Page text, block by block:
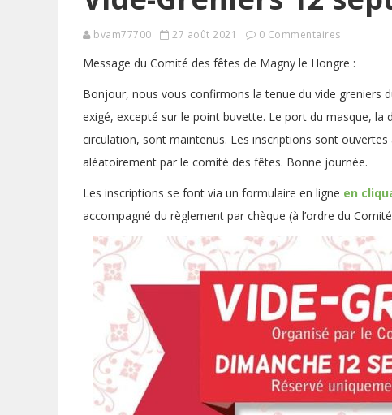
bvam77700 27 août 2021 0 Commentaires
Message du Comité des fêtes de Magny le Hongre :
Bonjour, nous vous confirmons la tenue du vide greniers
exigé, excepté sur le point buvette. Le port du masque,
circulation, sont maintenus. Les inscriptions sont
aléatoirement par le comité des fêtes. Bonne journée.
Les inscriptions se font via un formulaire en ligne en
accompagné du règlement par chèque (à l’ordre du